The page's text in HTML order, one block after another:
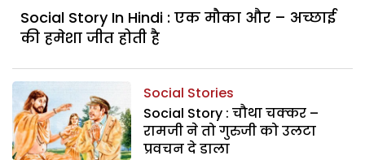
Social Story In Hindi : एक मौका और – अच्छाई
की हमेशा जीत होती है
Social Stories
Social Story : चौथा चक्कर –
रामजी ने तो गुरुजी को उलटा
प्रवचन दे डाला